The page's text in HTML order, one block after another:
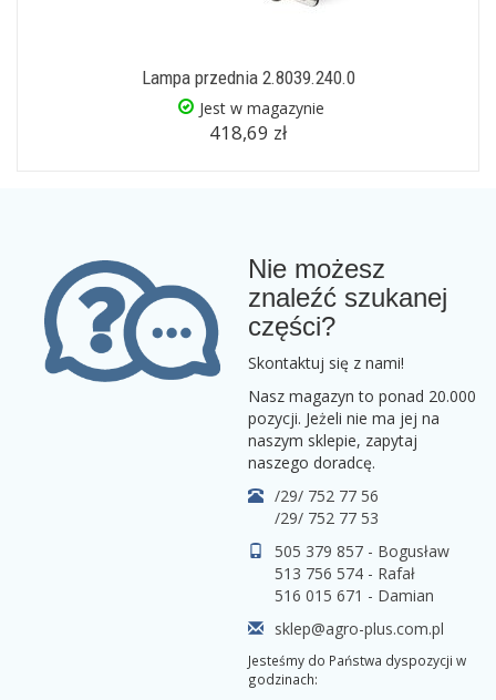
Lampa przednia 2.8039.240.0
Jest w magazynie
418,69 zł
Nie możesz
znaleźć szukanej
części?
Skontaktuj się z nami!
Nasz magazyn to ponad 20.000
pozycji. Jeżeli nie ma jej na
naszym sklepie, zapytaj
naszego doradcę.
/29/ 752 77 56
/29/ 752 77 53
505 379 857 - Bogusław
513 756 574 - Rafał
516 015 671 - Damian
sklep@agro-plus.com.pl
Jesteśmy do Państwa dyspozycji w
godzinach: